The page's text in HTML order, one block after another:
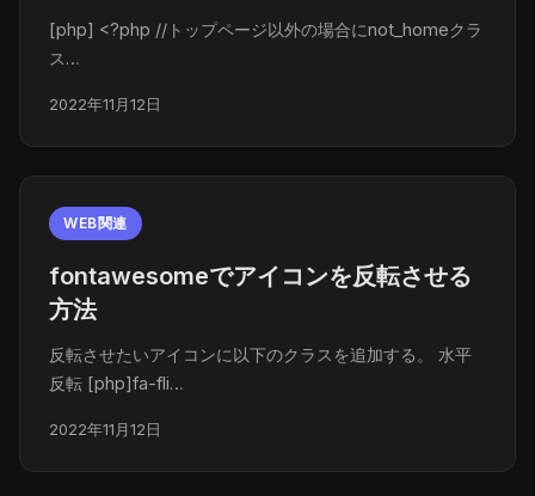
[php] <?php //トップページ以外の場合にnot_homeクラ
ス…
2022年11月12日
WEB関連
fontawesomeでアイコンを反転させる
方法
反転させたいアイコンに以下のクラスを追加する。 水平
反転 [php]fa-fli…
2022年11月12日